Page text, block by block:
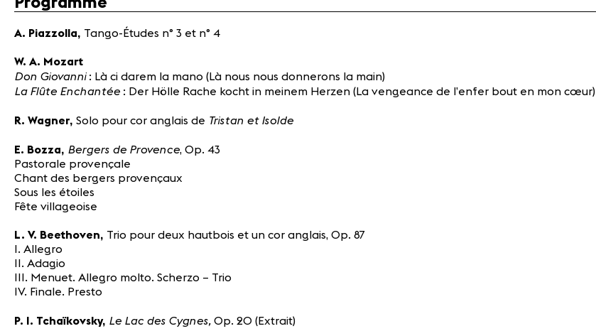
A. Piazzolla, Tango-Études n° 3 et n° 4
W. A. Mozart
Don Giovanni : Là ci darem la mano (Là nous nous donnerons la main)
La Flûte Enchantée : Der Hölle Rache kocht in meinem Herzen (La vengeance de l’enfer bout en mon cœur)
R. Wagner, Solo pour cor anglais de Tristan et Isolde
E. Bozza, Bergers de Provence, Op. 43
Pastorale provençale
Chant des bergers provençaux
Sous les étoiles
Fête villageoise
L. V. Beethoven, Trio pour deux hautbois et un cor anglais, Op. 87
I. Allegro
II. Adagio
III. Menuet. Allegro molto. Scherzo – Trio
IV. Finale. Presto
P. I. Tchaïkovsky, Le Lac des Cygnes, Op. 20 (Extrait)